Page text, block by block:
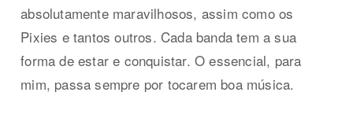
absolutamente maravilhosos, assim como os
Pixies e tantos outros. Cada banda tem a sua
forma de estar e conquistar. O essencial, para
mim, passa sempre por tocarem boa música.